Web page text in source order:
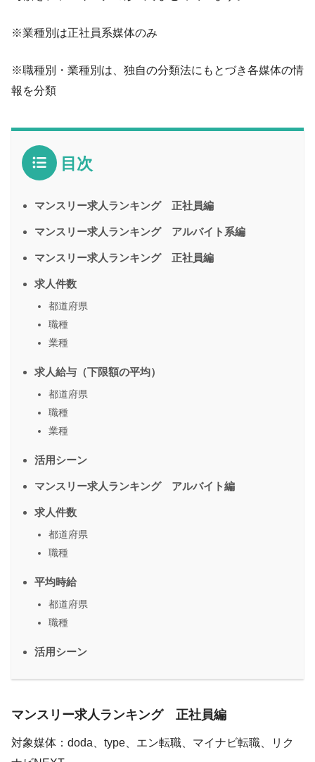
※業種別は正社員系媒体のみ
※職種別・業種別は、独自の分類法にもとづき各媒体の情
報を分類
目次
マンスリー求人ランキング 正社員編
マンスリー求人ランキング アルバイト系編
マンスリー求人ランキング 正社員編
求人件数
都道府県
職種
業種
求人給与（下限額の平均）
都道府県
職種
業種
活用シーン
マンスリー求人ランキング アルバイト編
求人件数
都道府県
職種
平均時給
都道府県
職種
活用シーン
マンスリー求人ランキング 正社員編
対象媒体：doda、type、エン転職、マイナビ転職、リク